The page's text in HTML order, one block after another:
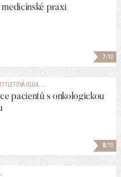
7/10
praxi
8/10
OLGA, ...
pacientů s onkologickou